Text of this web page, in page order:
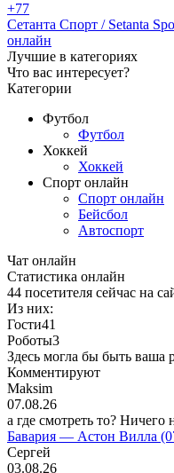
+77
Сетанта Спорт / Setanta
онлайн
Лучшие в категориях
Что вас интересует?
Категории
Футбол
Футбол
Хоккей
Хоккей
Спорт онлайн
Спорт онлайн
Бейсбол
Автоспорт
Чат онлайн
Cтатистика онлайн
44 посетителя сейчас на
Из них:
Гости41
Роботы3
Здесь могла бы быть ваша
Комментируют
Maksim
07.08.26
а где смотреть то? Ничего
Бавария — Астон Вилла
Сергей
03.08.26